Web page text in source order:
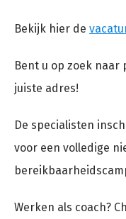
Bekijk hier de
Bent u op zoek naar
juiste adres!
De specialisten
voor een volledige
Werken als coach?